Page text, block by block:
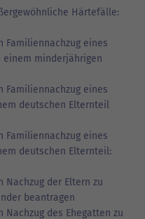
Härtefälle:
eines
minderjährigen
eines
deutschen Elternteil
eines
deutschen Elternteil:
der Eltern zu
beantragen
des Ehegatten zu